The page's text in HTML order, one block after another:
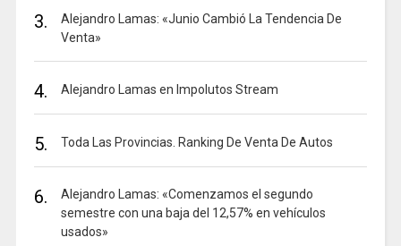
3.
Alejandro Lamas: «Junio Cambió La Tendencia De
Venta»
4. Alejandro Lamas en Impolutos Stream
5. Toda Las Provincias. Ranking De Venta De Autos
6.
Alejandro Lamas: «Comenzamos el segundo
semestre con una baja del 12,57% en vehículos
usados»